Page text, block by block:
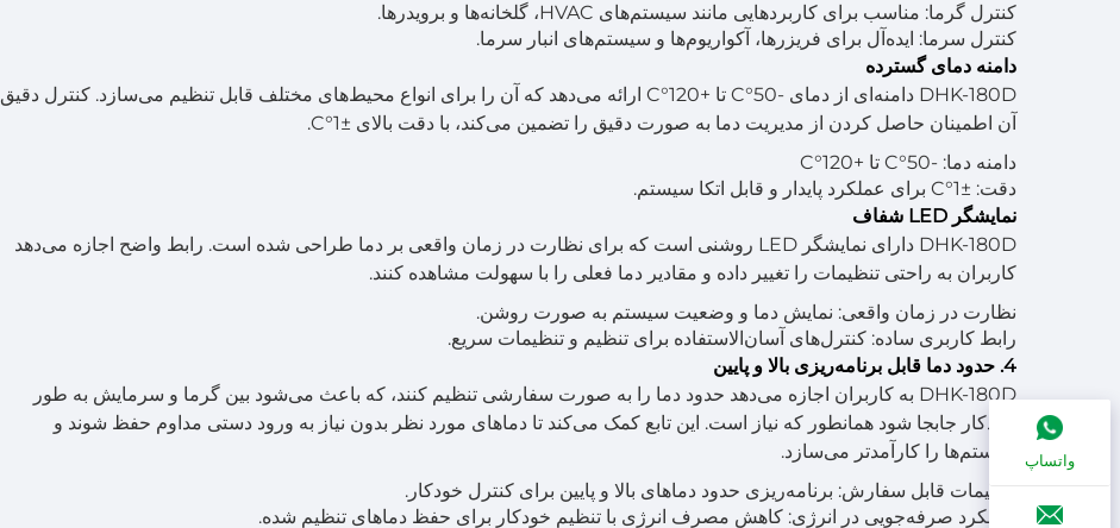
کنترل گرما: مناسب برای کاربردهایی مانند سیستم‌های HVAC، گلخانه‌ها و برویدرها.
کنترل سرما: ایده‌آل برای فریزرها، آکواریوم‌ها و سیستم‌های انبار سرما.
دامنه دمای گسترده
DHK-180D دامنه‌ای از دمای -50°C تا +120°C ارائه می‌دهد که آن را برای انواع محیط‌های مختلف قابل تنظیم می‌سازد. کنترل دقیق
آن اطمینان حاصل کردن از مدیریت دما به صورت دقیق را تضمین می‌کند، با دقت بالای ±1°C.
دامنه دما: -50°C تا +120°C
دقت: ±1°C برای عملکرد پایدار و قابل اتکا سیستم.
نمایشگر LED شفاف
DHK-180D دارای نمایشگر LED روشنی است که برای نظارت در زمان واقعی بر دما طراحی شده است. رابط واضح اجازه می‌دهد
کاربران به راحتی تنظیمات را تغییر داده و مقادیر دما فعلی را با سهولت مشاهده کنند.
نظارت در زمان واقعی: نمایش دما و وضعیت سیستم به صورت روشن.
رابط کاربری ساده: کنترل‌های آسان‌الاستفاده برای تنظیم و تنظیمات سریع.
4. حدود دما قابل برنامه‌ریزی بالا و پایین
DHK-180D به کاربران اجازه می‌دهد حدود دما را به صورت سفارشی تنظیم کنند، که باعث می‌شود بین گرما و سرمایش به طور
خودکار جابجا شود همانطور که نیاز است. این تابع کمک می‌کند تا دماهای مورد نظر بدون نیاز به ورود دستی مداوم حفظ شوند و
سیستم‌ها را کارآمدتر می‌سازد.
تنظیمات قابل سفارش: برنامه‌ریزی حدود دماهای بالا و پایین برای کنترل خودکار.
عملکرد صرفه‌جویی در انرژی: کاهش مصرف انرژی با تنظیم خودکار برای حفظ دماهای تنظیم شده.
واتساپ